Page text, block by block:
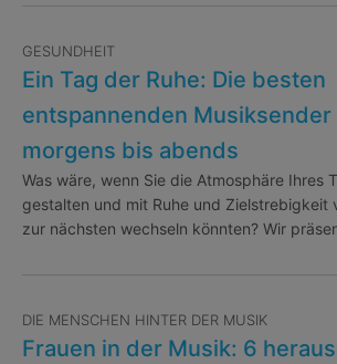
GESUNDHEIT
Ein Tag der Ruhe: Die besten
entspannenden Musiksender
morgens bis abends
Was wäre, wenn Sie die Atmosphäre Ihres
gestalten und mit Ruhe und Zielstrebigkeit
zur nächsten wechseln könnten? Wir
DIE MENSCHEN HINTER DER MUSIK
Frauen in der Musik: 6